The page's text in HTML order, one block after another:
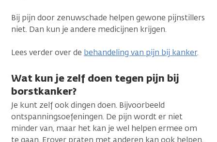
Bij pijn door zenuwschade helpen gewone pijnstillers
niet. Dan kun je andere medicijnen krijgen.
Lees verder over de behandeling van pijn bij kanker.
Wat kun je zelf doen tegen pijn bij
borstkanker?
Je kunt zelf ook dingen doen. Bijvoorbeeld
ontspanningsoefeningen. De pijn wordt er niet
minder van, maar het kan je wel helpen ermee om
te gaan. Erover praten met anderen kan ook helpen.